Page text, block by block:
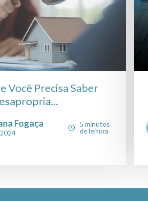
Você Precisa Saber
Fogaça
5 minutos
de leitura